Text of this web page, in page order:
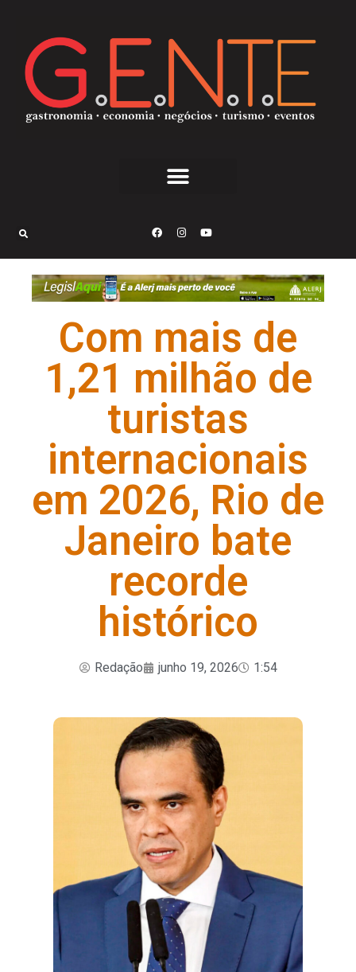
Com mais de
1,21 milhão de
turistas
internacionais
em 2026, Rio de
Janeiro bate
recorde
histórico
Redação junho 19, 2026 1:54